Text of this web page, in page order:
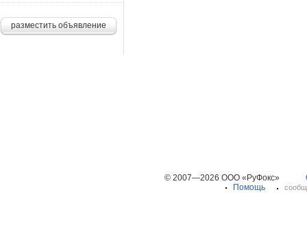
разместить объявление
© 2007—2026 ООО «РуФокс»
Помощь